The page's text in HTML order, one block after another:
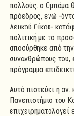
πολλούς, ο Ομπάμα
πρόεδρος, ενώ -
Λευκού Οίκου-
πολιτική με το
αποσύρθηκε από την
συνανθρώπους του,
πρόγραμμα
Αυτό πιστεύει η αν.
Πανεπιστήμιο του
επιχειρηματολογεί